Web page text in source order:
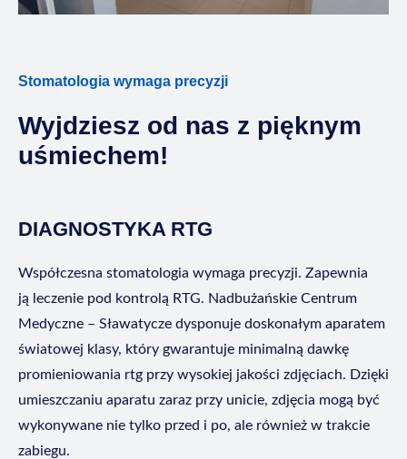
Stomatologia wymaga precyzji
Wyjdziesz od nas z pięknym
uśmiechem!
DIAGNOSTYKA RTG
Współczesna stomatologia wymaga precyzji. Zapewnia
ją leczenie pod kontrolą RTG. Nadbużańskie Centrum
Medyczne – Sławatycze dysponuje doskonałym aparatem
światowej klasy, który gwarantuje minimalną dawkę
promieniowania rtg przy wysokiej jakości zdjęciach. Dzięki
umieszczaniu aparatu zaraz przy unicie, zdjęcia mogą być
wykonywane nie tylko przed i po, ale również w trakcie
zabiegu.